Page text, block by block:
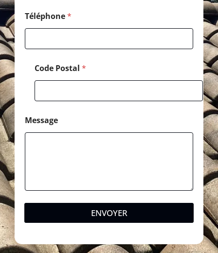
Téléphone*
Code Postal *
Message
ENVOYER